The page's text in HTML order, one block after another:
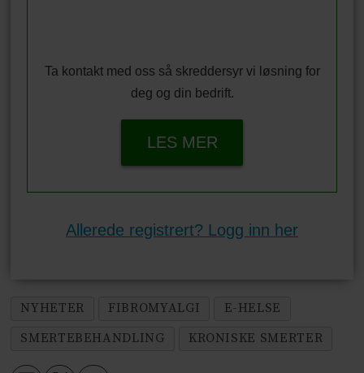
Ta kontakt med oss så skreddersyr vi løsning for
deg og din bedrift.
LES MER
Allerede registrert? Logg inn her
NYHETER FIBROMYALGI
E-HELSE
SMERTEBEHANDLING
KRONISKE SMERTER